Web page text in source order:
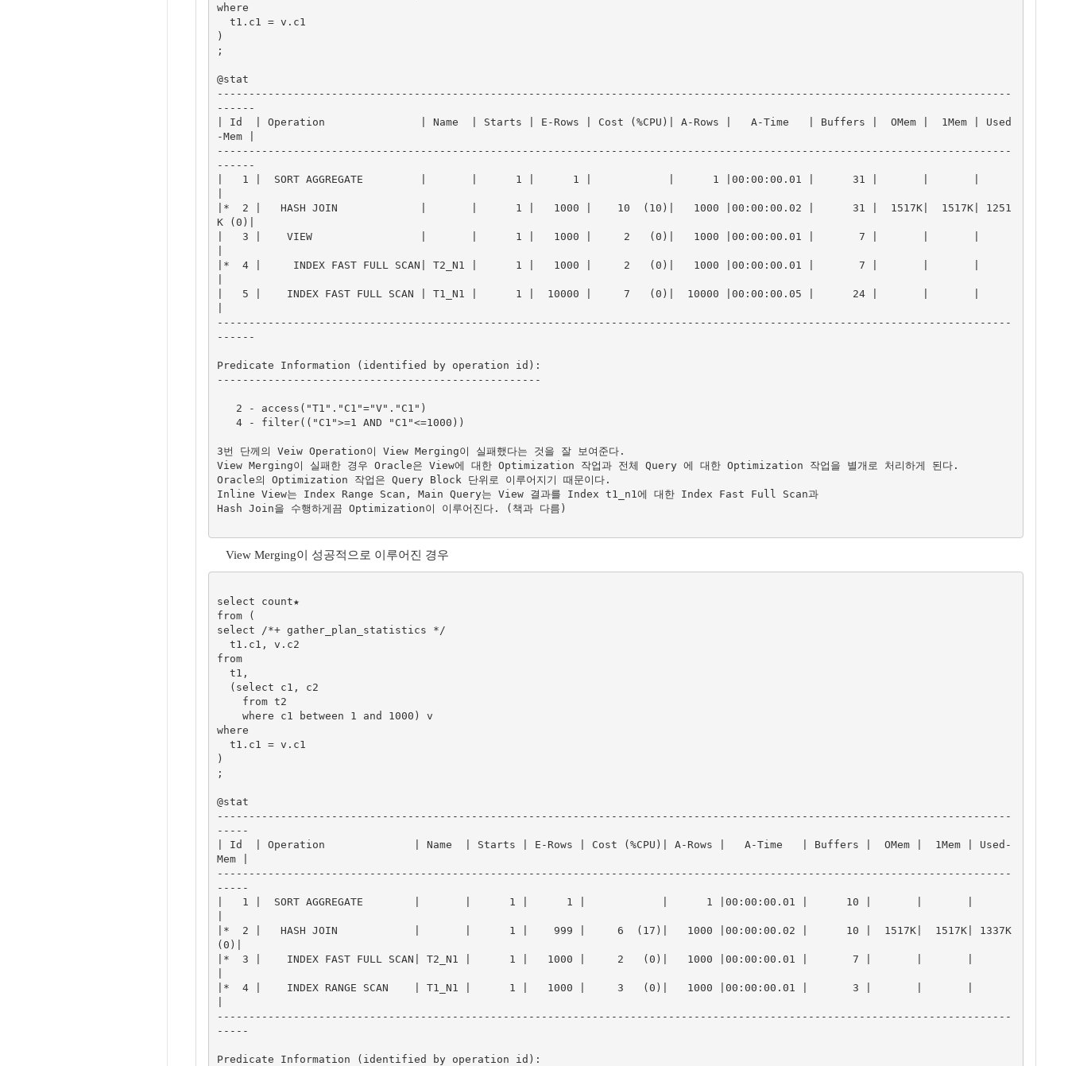
where
)
;
@stat
-----------------------------------------------------------------------------------------------------------------------------
------
| Id  | Operation               | Name  | Starts | E-Rows | Cost (%CPU)| A-Rows |   A-Time   | Buffers |  OMem |  1Mem | Used
-Mem |
-----------------------------------------------------------------------------------------------------------------------------
------
|   1 |  SORT AGGREGATE         |       |      1 |      1 |            |      1 |00:00:00.01 |      31 |       |       |
|*  2 |   HASH JOIN             |       |      1 |   1000 |    10  (10)|   1000 |00:00:00.02 |      31 |  1517K|  1517K| 1251
K (0)|
|   3 |    VIEW                 |       |      1 |   1000 |     2   (0)|   1000 |00:00:00.01 |       7 |       |       |
|*  4 |     INDEX FAST FULL SCAN| T2_N1 |      1 |   1000 |     2   (0)|   1000 |00:00:00.01 |       7 |       |       |
|   5 |    INDEX FAST FULL SCAN | T1_N1 |      1 |  10000 |     7   (0)|  10000 |00:00:00.05 |      24 |       |       |
-----------------------------------------------------------------------------------------------------------------------------
------
Predicate Information (identified by operation id):
---------------------------------------------------
3번 단께의 Veiw Operation이 View Merging이 실패했다는 것을 잘 보여준다.
View Merging이 실패한 경우 Oracle은 View에 대한 Optimization 작업과 전체 Query 에 대한 Optimization 작업을 별개로 처리하게 된다.
Oracle의 Optimization 작업은 Query Block 단위로 이루어지기 때문이다.
Inline View는 Index Range Scan, Main Query는 View 결과를 Index t1_n1에 대한 Index Fast Full Scan과
Hash Join을 수행하게끔 Optimization이 이루어진다. (책과 다름)
View Merging이 성공적으로 이루어진 경우
select count★
from (
select /*+ gather_plan_statistics */
from
where
)
;
@stat
-----------------------------------------------------------------------------------------------------------------------------
-----
| Id  | Operation              | Name  | Starts | E-Rows | Cost (%CPU)| A-Rows |   A-Time   | Buffers |  OMem |  1Mem | Used-
Mem |
-----------------------------------------------------------------------------------------------------------------------------
-----
|   1 |  SORT AGGREGATE        |       |      1 |      1 |            |      1 |00:00:00.01 |      10 |       |       |
|*  2 |   HASH JOIN            |       |      1 |    999 |     6  (17)|   1000 |00:00:00.02 |      10 |  1517K|  1517K| 1337K
(0)|
|*  3 |    INDEX FAST FULL SCAN| T2_N1 |      1 |   1000 |     2   (0)|   1000 |00:00:00.01 |       7 |       |       |
|*  4 |    INDEX RANGE SCAN    | T1_N1 |      1 |   1000 |     3   (0)|   1000 |00:00:00.01 |       3 |       |       |
-----------------------------------------------------------------------------------------------------------------------------
-----
Predicate Information (identified by operation id):